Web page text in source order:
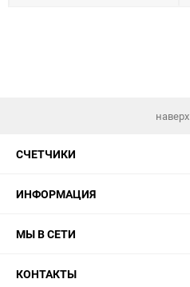
наверх
СЧЕТЧИКИ
ИНФОРМАЦИЯ
МЫ В СЕТИ
КОНТАКТЫ